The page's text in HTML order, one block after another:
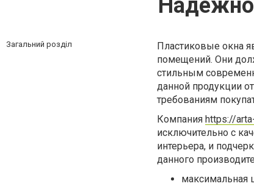
Загальний розділ
Пластиковые окна
помещений. Они
стильным
данной продукции
требованиям
Компания https://
исключительно с
интерьера, и
данного
максимальная